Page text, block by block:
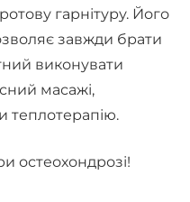
гарнітуру. Його
завжди брати
виконувати
масажі,
теплотерапію.
остеохондрозі!